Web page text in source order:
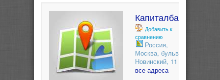
Капиталбанк
Добавить к
сравнению
Россия,
Москва, бульвар
Новинский, 11
все адреса